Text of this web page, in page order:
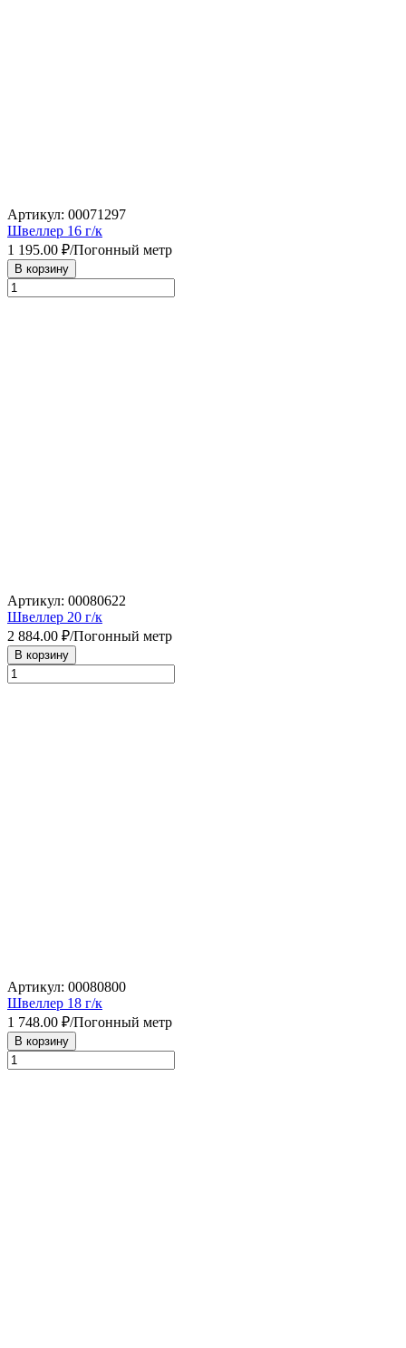
Артикул: 00071297
Швеллер 16 г/к
1 195.00 ₽/Погонный метр
В корзину
Артикул: 00080622
Швеллер 20 г/к
2 884.00 ₽/Погонный метр
В корзину
Артикул: 00080800
Швеллер 18 г/к
1 748.00 ₽/Погонный метр
В корзину